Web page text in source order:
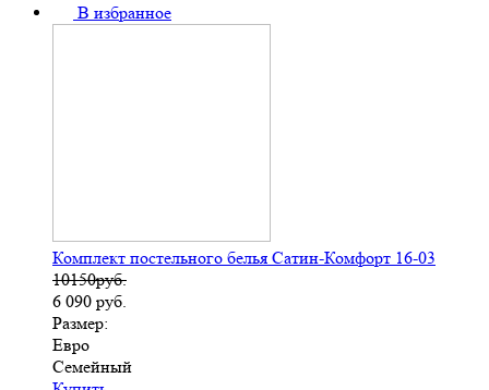
В избранное
Комплект постельного белья Сатин-Комфорт 16-03
10150руб.
6 090 руб.
Размер:
Евро
Семейный